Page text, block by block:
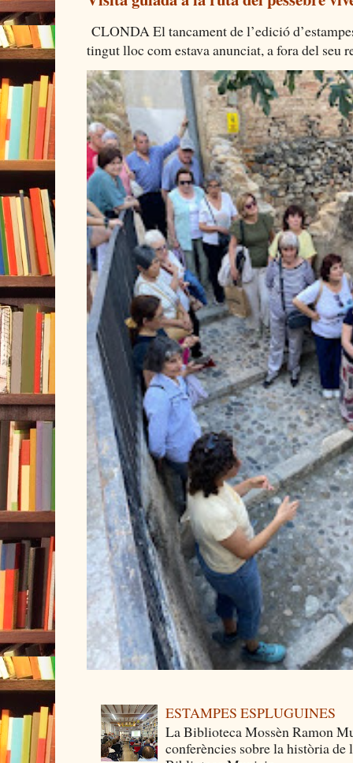
CLONDA El tancament de l’edició
tingut lloc com estava anunciat, a fora del seu
ESTAMPES ESPLUGUINES
La Biblioteca Mossèn Ramon
conferències sobre la història